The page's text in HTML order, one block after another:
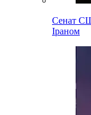
Сенат
Іраном